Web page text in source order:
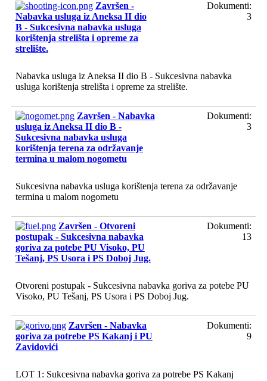
Završen -
Nabavka usluga iz Aneksa II dio
B - Sukcesivna nabavka usluga
korištenja strelišta i opreme za
strelište.
Dokumenti:
3
Nabavka usluga iz Aneksa II dio B - Sukcesivna nabavka
usluga korištenja strelišta i opreme za strelište.
Završen - Nabavka
usluga iz Aneksa II dio B -
Sukcesivna nabavka usluga
korištenja terena za održavanje
termina u malom nogometu
Dokumenti:
3
Sukcesivna nabavka usluga korištenja terena za održavanje
termina u malom nogometu
Završen - Otvoreni
postupak - Sukcesivna nabavka
goriva za potebe PU Visoko, PU
Tešanj, PS Usora i PS Doboj Jug.
Dokumenti:
13
Otvoreni postupak - Sukcesivna nabavka goriva za potebe PU
Visoko, PU Tešanj, PS Usora i PS Doboj Jug.
Završen - Nabavka
goriva za potrebe PS Kakanj i PU
Zavidovići
Dokumenti:
9
LOT 1: Sukcesivna nabavka goriva za potrebe PS Kakanj